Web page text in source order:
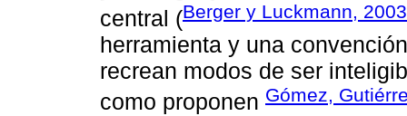
central (Berger y Luckmann, 2003
herramienta y una
recrean modos de ser
como proponen Gómez,